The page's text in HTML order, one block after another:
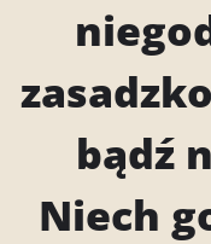
bądź
Niech